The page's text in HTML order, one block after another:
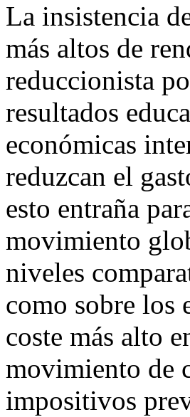
La insistencia
más altos de
reduccionista
resultados
económicas
reduzcan el
esto entraña
movimiento
niveles
como sobre los
coste más alto
movimiento de
impositivos